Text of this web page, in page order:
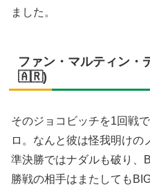
ました。
ファン・マルティン・
🇦🇷)
そのジョコビッチを1回戦
ロ。なんと彼は怪我明けの
準決勝ではナダルも破り、
勝戦の相手はまたしても